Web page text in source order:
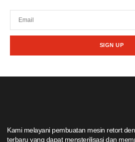
SIGN UP
Kami melayani pembuatan mesin retort
terbaru yang dapat mensterilisasi dan